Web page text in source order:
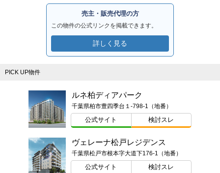
売主・販売代理の方
この物件の公式リンクを掲載できます。
詳しく見る
PICK UP物件
ルネ柏ディアパーク
千葉県柏市豊四季台１-798-1（地番）
公式サイト 検討スレ
ヴェレーナ松戸レジデンス
千葉県松戸市根本字大道下176-1（地番）
公式サイト 検討スレ